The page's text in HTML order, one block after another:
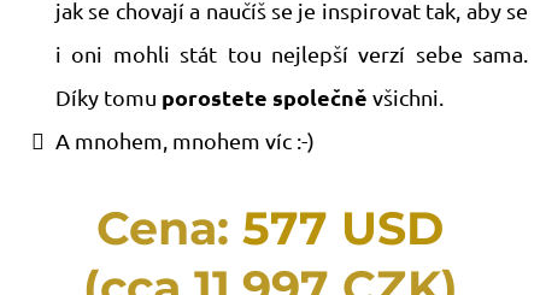
jak se chovají a naučíš se je inspirovat tak, aby se
i oni mohli stát tou nejlepší verzí sebe sama.
Díky tomu porostete společně všichni.
​​A mnohem, mnohem víc :-)
Cena: 577 USD